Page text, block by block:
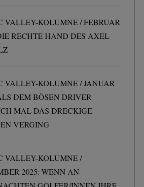
VALLEY-KOLUMNE / FEBRUAR
RECHTE HAND DES AXEL
VALLEY-KOLUMNE / JANUAR
DEM BÖSEN DRIVER
MAL DAS DRECKIGE
VERGING
VALLEY-KOLUMNE /
2025: WENN AN